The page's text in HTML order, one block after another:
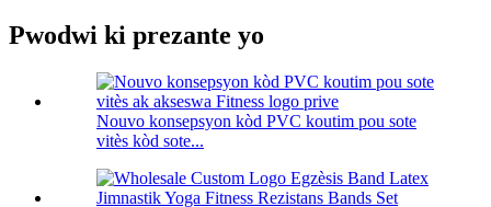
Pwodwi ki prezante yo
Nouvo konsepsyon kòd PVC koutim pou sote
vitès kòd sote...